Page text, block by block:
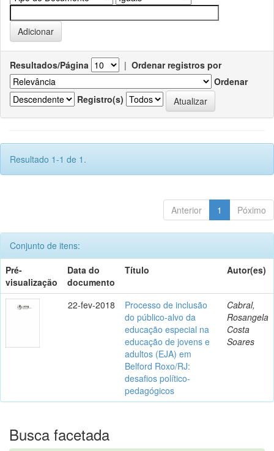
Resultados/Página | Ordenar registros por
Ordenar
Registro(s)
Resultado 1-1 de 1.
Anterior 1 Póximo
Conjunto de itens:
Pré-
visualização
Data do
documento
Título Autor(es)
22-fev-2018
Processo de inclusão
do público-alvo da
educação especial na
educação de jovens e
adultos (EJA) em
Belford Roxo/RJ:
desafios político-
pedagógicos
Cabral,
Rosangela
Costa
Soares
Busca facetada